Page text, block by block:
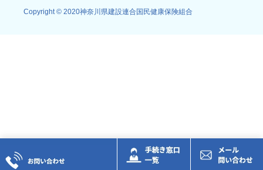
Copyright © 2020神奈川県建設連合国民健康保険組合